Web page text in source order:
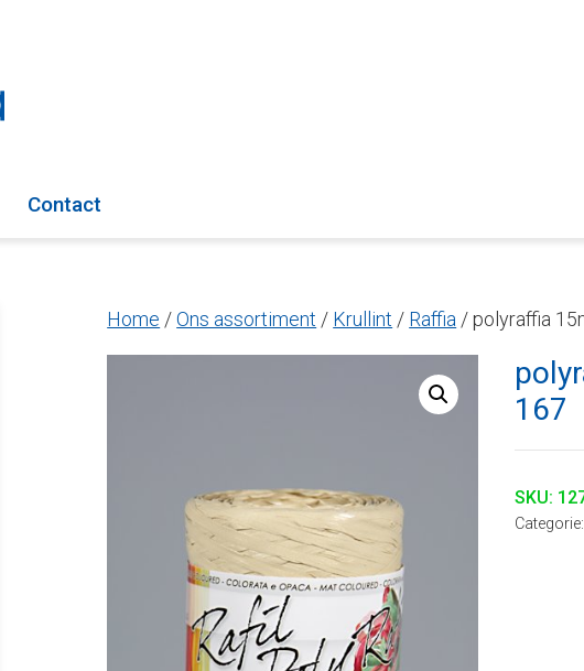
Contact
Home /Ons assortiment / Krullint / Raffia / polyraffia
167
SKU:
Categorie: